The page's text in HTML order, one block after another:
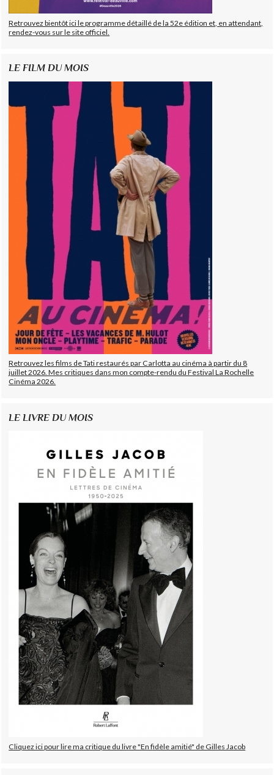
Retrouvez bientôt ici le programme détaillé de la 52e édition et, en attendant,
rendez-vous sur le site officiel.
LE FILM DU MOIS
Retrouvez les films de Tati restaurés par Carlotta au cinéma à partir du 8
juillet 2026. Mes critiques dans mon compte-rendu du Festival La Rochelle
Cinéma 2026.
LE LIVRE DU MOIS
Cliquez ici pour lire ma critique du livre "En fidèle amitié" de Gilles Jacob